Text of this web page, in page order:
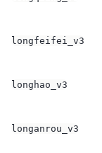
longfeifei_v3
longhao_v3
longanrou_v3